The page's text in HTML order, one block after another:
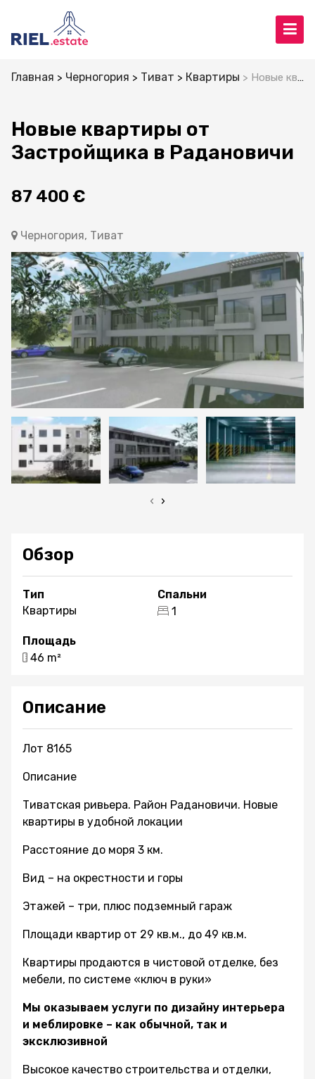
Главная Черногория Тиват Квартиры Новые квартиры от Застройщика в Радановичи
Новые квартиры от
Застройщика в Радановичи
87 400 €
Черногория, Тиват
‹ ›
Обзор
Тип
Квартиры
Спальни
1
Площадь
46 m²
Описание
Лот 8165
Описание
Тиватская ривьера. Район Радановичи. Новые
квартиры в удобной локации
Расстояние до моря 3 км.
Вид – на окрестности и горы
Этажей – три, плюс подземный гараж
Площади квартир от 29 кв.м., до 49 кв.м.
Квартиры продаются в чистовой отделке, без
мебели, по системе «ключ в руки»
Мы оказываем услуги по дизайну интерьера
и меблировке – как обычной, так и
эксклюзивной
Высокое качество строительства и отделки,